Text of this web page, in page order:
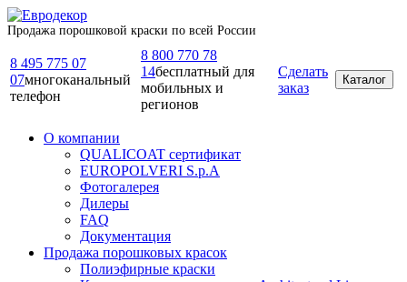
Продажа порошковой краски по всей России
8 495 775 07
07многоканальный
телефон
8 800 770 78
14бесплатный для
мобильных и
регионов
Сделать
заказ
Каталог
О компании
QUALICOAT сертификат
EUROPOLVERI S.p.A
Фотогалерея
Дилеры
FAQ
Документация
Продажа порошковых красок
Полиэфирные краски